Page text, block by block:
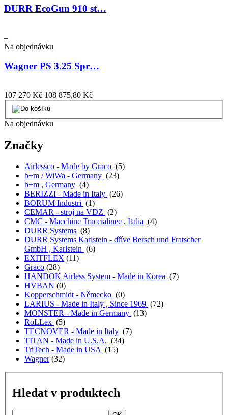
DURR EcoGun 910 st…
–
Na objednávku
Wagner PS 3.25 Spr…
107 270 Kč 108 875,80 Kč
Na objednávku
Značky
Airlessco - Made by Graco (5)
b+m / WiWa - Germany (23)
b+m , Germany (4)
BERIZZI - Made in Italy (26)
BORUM Industri (1)
CEMAR - stroj na VDZ (2)
CMC - Macchine Traccialinee , Italia (4)
DURR Systems (8)
DURR Systems Karlstein - dříve Bersch und Fratscher
GmbH , Karlstein (6)
EXITFLEX (11)
Graco (28)
HANDOK Airless System - Made in Korea (7)
HVBAN (0)
Kopperschmidt - Německo (0)
LARIUS - Made in Italy , Since 1969 (72)
MONSTER - Made in Germany (13)
RoLLex (5)
TECNOVER - Made in Italy (7)
TITAN - Made in U.S.A. (34)
TriTech - Made in USA (15)
Wagner(32)
Hledat v produktech